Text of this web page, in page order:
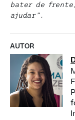
bater de frente,
ajudar”.
AUTOR